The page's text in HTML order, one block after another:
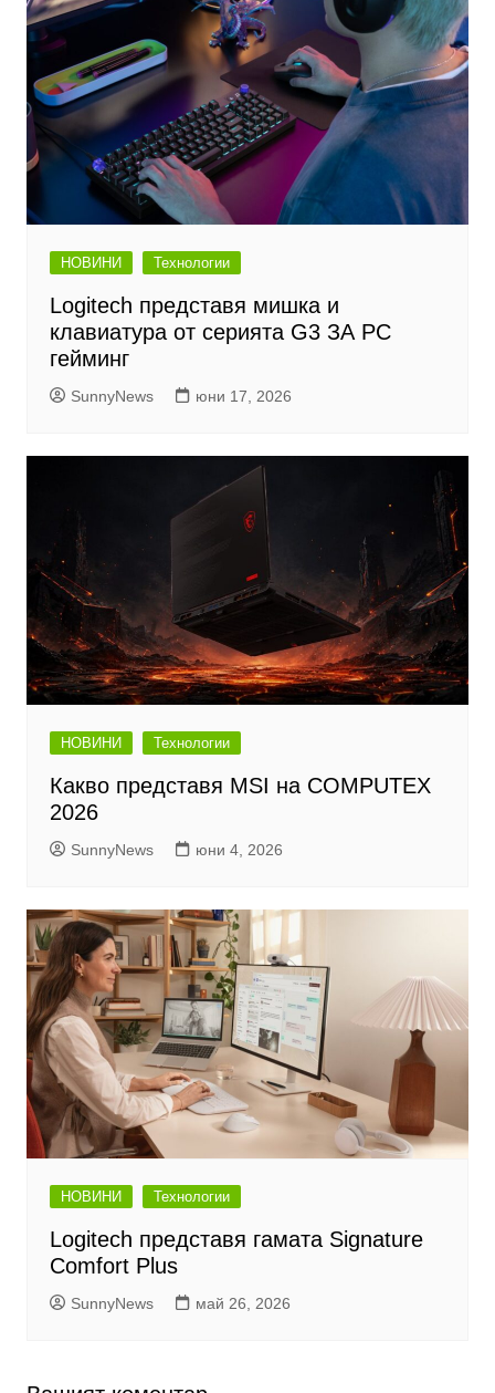
НОВИНИ Технологии
Logitech представя мишка и
клавиатура от серията G3 ЗА PC
гейминг
SunnyNews юни 17, 2026
НОВИНИ Технологии
Какво представя MSI на COMPUTEX
2026
SunnyNews юни 4, 2026
НОВИНИ Технологии
Logitech представя гамата Signature
Comfort Plus
SunnyNews май 26, 2026